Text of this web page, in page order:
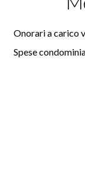
Onorari a carico
Spese